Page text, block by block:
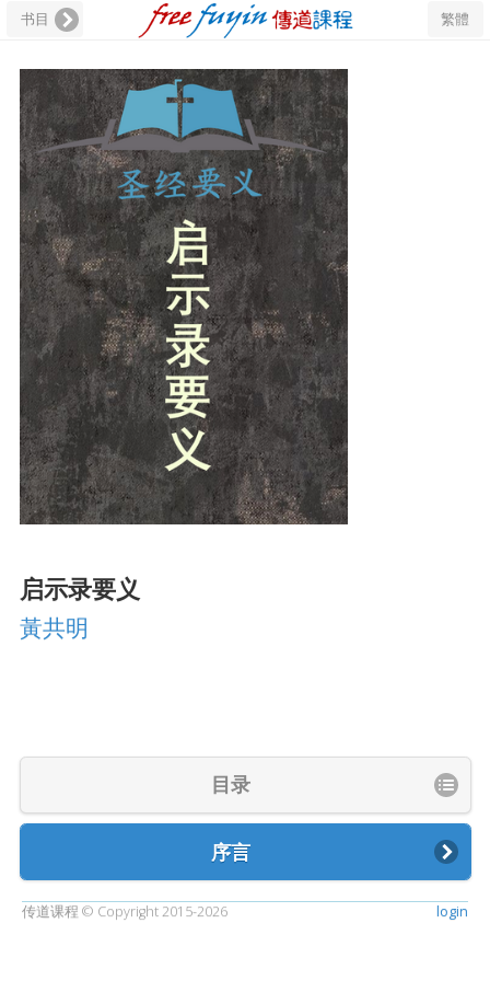
书目 繁體
启示录要义
黃共明
目录
序言
传道课程 © Copyright 2015-2026 login